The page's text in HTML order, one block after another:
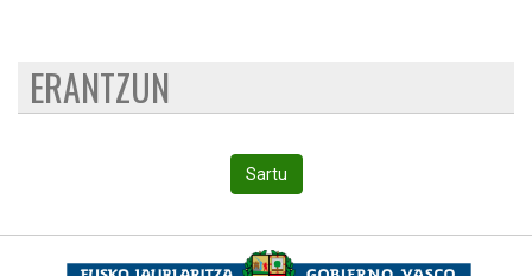
ERANTZUN
Sartu